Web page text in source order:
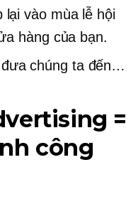
lại vào mùa lễ hội
hàng của bạn.
chúng ta đến…
=
công